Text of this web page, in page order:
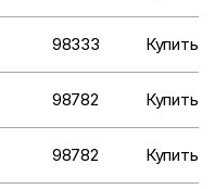
98333 Купить
98782 Купить
98782 Купить